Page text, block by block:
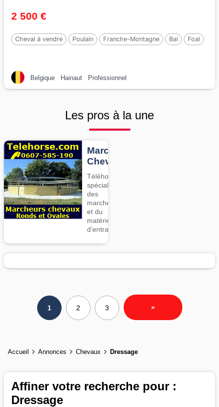
2 500 €
Cheval à vendre Poulain Franche-Montagne Bai Foal
Belgique Hainaut Professionnel
Les pros à la une
Marcheurs
Chevaux
Téléhorse,
spécialiste
des
marcheurs
et du
matériel
d’entrainement
1 2 3 »
Accueil Annonces Chevaux Dressage
Affiner votre recherche pour :
Dressage